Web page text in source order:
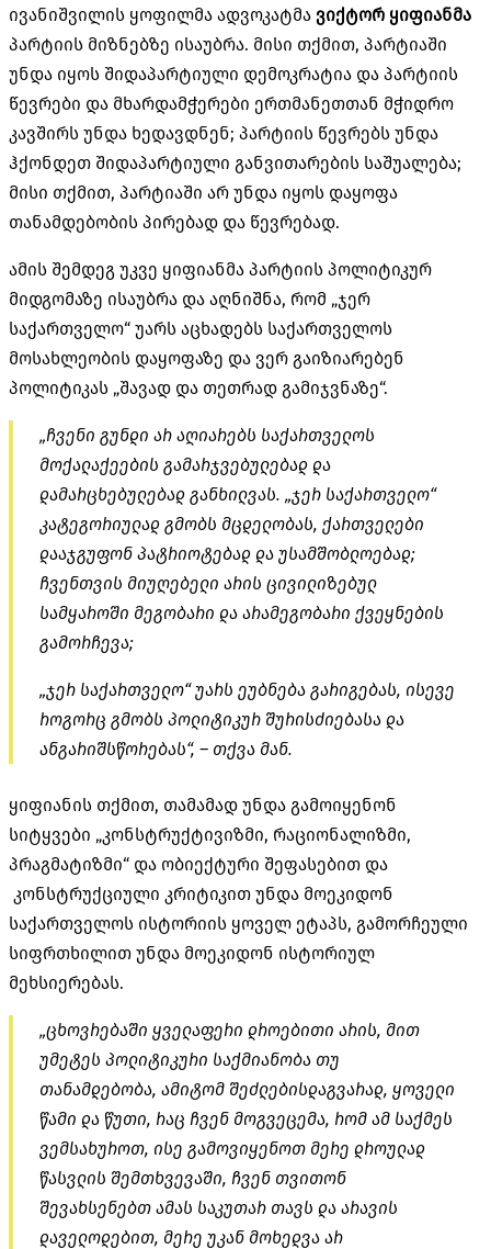
ივანიშვილის ყოფილმა ადვოკატმა ვიქტორ ყიფიანმა
პარტიის მიზნებზე ისაუბრა. მისი თქმით, პარტიაში
უნდა იყოს შიდაპარტიული დემოკრატია და პარტიის
წევრები და მხარდამჭერები ერთმანეთთან მჭიდრო
კავშირს უნდა ხედავდნენ; პარტიის წევრებს უნდა
ჰქონდეთ შიდაპარტიული განვითარების საშუალება;
მისი თქმით, პარტიაში არ უნდა იყოს დაყოფა
თანამდებობის პირებად და წევრებად.
ამის შემდეგ უკვე ყიფიანმა პარტიის პოლიტიკურ
მიდგომაზე ისაუბრა და აღნიშნა, რომ „ჯერ
საქართველო“ უარს აცხადებს საქართველოს
მოსახლეობის დაყოფაზე და ვერ გაიზიარებენ
პოლიტიკას „შავად და თეთრად გამიჯვნაზე“.
„ჩვენი გუნდი არ აღიარებს საქართველოს
მოქალაქეების გამარჯვებულებად და
დამარცხებულებად განხილვას. „ჯერ საქართველო“
კატეგორიულად გმობს მცდელობას, ქართველები
დააჯგუფონ პატრიოტებად და უსამშობლოებად;
ჩვენთვის მიუღებელი არის ცივილიზებულ
სამყაროში მეგობარი და არამეგობარი ქვეყნების
გამორჩევა;
„ჯერ საქართველო“ უარს ეუბნება გარიგებას, ისევე
როგორც გმობს პოლიტიკურ შურისძიებასა და
ანგარიშსწორებას“, – თქვა მან.
ყიფიანის თქმით, თამამად უნდა გამოიყენონ
სიტყვები „კონსტრუქტივიზმი, რაციონალიზმი,
პრაგმატიზმი“ და ობიექტური შეფასებით და
კონსტრუქციული კრიტიკით უნდა მოეკიდონ
საქართველოს ისტორიის ყოველ ეტაპს, გამორჩეული
სიფრთხილით უნდა მოეკიდონ ისტორიულ
მეხსიერებას.
„ცხოვრებაში ყველაფერი დროებითი არის, მით
უმეტეს პოლიტიკური საქმიანობა თუ
თანამდებობა, ამიტომ შეძლებისდაგვარად, ყოველი
წამი და წუთი, რაც ჩვენ მოგვეცემა, რომ ამ საქმეს
ვემსახუროთ, ისე გამოვიყენოთ მერე დროულად
წასვლის შემთხვევაში, ჩვენ თვითონ
შევახსენებთ ამას საკუთარ თავს და არავის
დაველოდებით, მერე უკან მოხედვა არ